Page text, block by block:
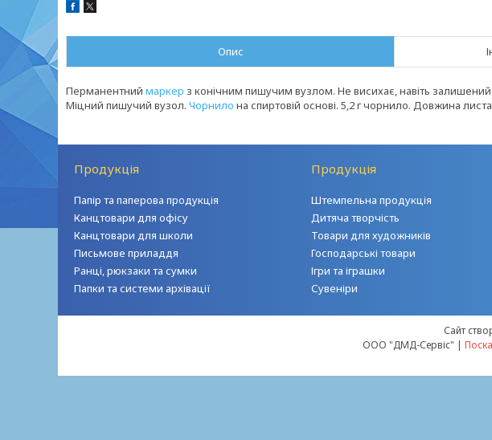
Опис
Перманентний маркер з конічним пишучим вузлом. Не висихає, навіть
Міцний пишучий вузол. Чорнило на спиртовій основі. 5,2 г чорнило. Довжина
Продукція
Папір та паперова продукція
Канцтовари для офісу
Канцтовари для школи
Письмове приладдя
Ранці, рюкзаки та сумки
Папки та системи архівації
Продукція
Штемпельна продукція
Дитяча творчість
Товари для художників
Господарські товари
Ігри та іграшки
Сувеніри
Сайт
ООО "ДМД-Сервіс" |